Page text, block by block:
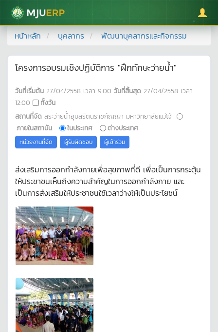
มหาวิทยาลัยแม่โจ้
หน้าหลัก บุคลากร พัฒนาบุคลากรและกิจกรรม
โครงการอบรมเชิงปฏิบัติการ "ฝึกทักษะว่ายน้ำ"
วันที่เริ่มต้น 27/04/2558 เวลา 9:00 วันที่สิ้นสุด 27/04/2558 เวลา
12:00
ทั้งวัน
สถานที่จัด สระว่ายน้ำอุบลรัตนราชกัญญา มหาวิทยาลัยแม่โจ้
ภายในสถาบัน
ในประเทศ ต่างประเทศ
หน่วยงานที่จัด ผู้รับผิดชอบ ผู้เข้าร่วม
ส่งเสริมการออกกำลังกายเพื่อสุขภาพที่ดี เพื่อเป็นการกระตุ้น
ให้ประชาชนเห็นถึงความสำคัญในการออกกำลังกาย และ
เป็นการส่งเสริมให้ประชาชนใช้เวลาว่างให้เป็นประโยชน์